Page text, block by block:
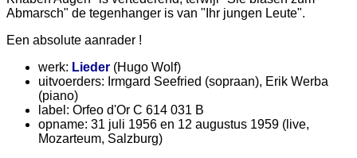
Abmarsch" de tegenhanger is van "Ihr jungen Leute".
Een absolute aanrader !
werk: Lieder (Hugo Wolf)
uitvoerders: Irmgard Seefried (sopraan), Erik Werba
(piano)
label: Orfeo d'Or C 614 031 B
opname: 31 juli 1956 en 12 augustus 1959 (live,
Mozarteum, Salzburg)